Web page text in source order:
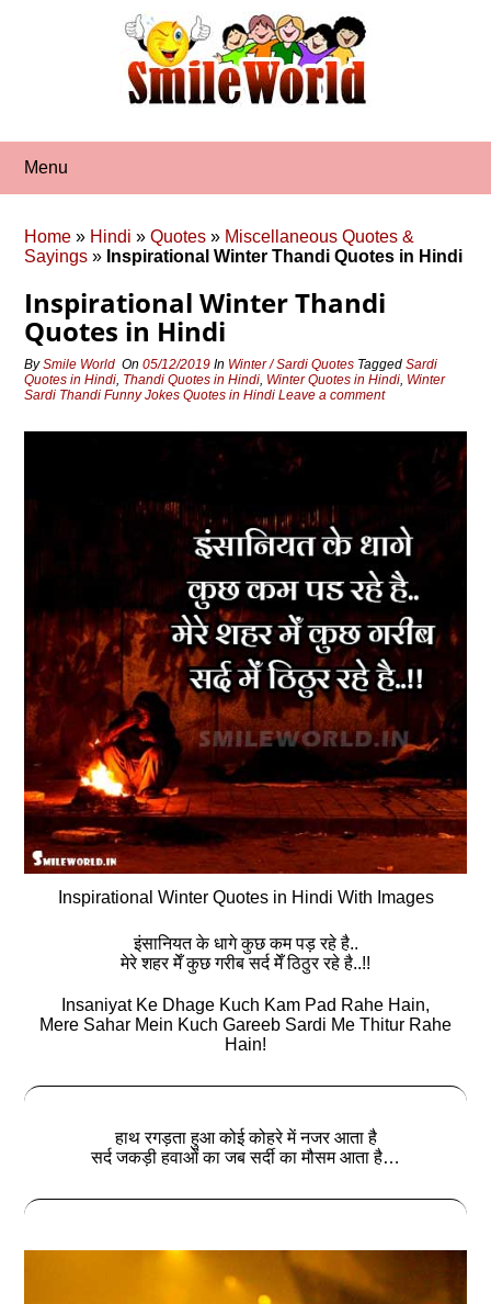
Menu
Home » Hindi »Quotes » Miscellaneous Quotes &
Sayings » Inspirational Winter Thandi Quotes in Hindi
Inspirational Winter Thandi
Quotes in Hindi
BySmile World On05/12/2019 In Winter / Sardi Quotes TaggedSardi
Quotes in Hindi, Thandi Quotes in Hindi, Winter Quotes in Hindi, Winter
Sardi Thandi Funny Jokes Quotes in Hindi Leave a comment
Inspirational Winter Quotes in Hindi With Images
इंसानियत के धागे कुछ कम पड़ रहे है..
मेरे शहर मेँ कुछ गरीब सर्द मेँ ठिठुर रहे है..!!
Insaniyat Ke Dhage Kuch Kam Pad Rahe Hain,
Mere Sahar Mein Kuch Gareeb Sardi Me Thitur Rahe
Hain!
हाथ रगड़ता हुआ कोई कोहरे में नजर आता है
सर्द जकड़ी हवाओं का जब सर्दी का मौसम आता है…